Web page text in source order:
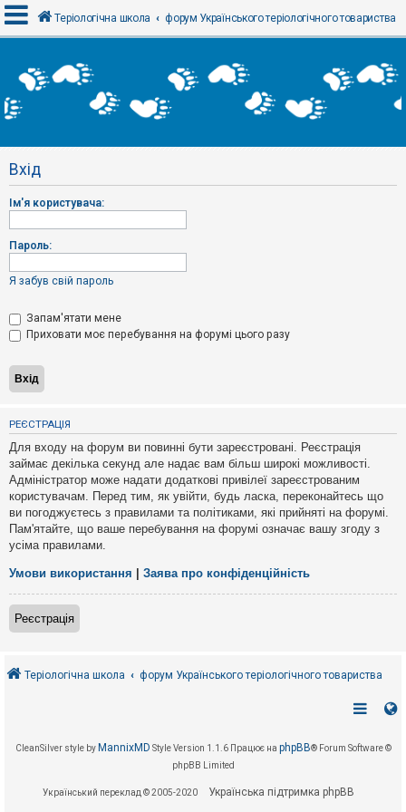
х
і
Р
є
т
р
а
і
Т
м
и
б
з
в
і
д
п
о
в
і
д
е
й
А
к
т
и
і
Теріологічна школа форум Українського теріологічного товариства
Вхід
Ім'я користувача:
Пароль:
Я забув свій пароль
Запам'ятати мене
Приховати моє перебування на форумі цього разу
РЕЄСТРАЦІЯ
Для входу на форум ви повинні бути зареєстровані. Реєстрація
займає декілька секунд але надає вам більш широкі можливості.
Адміністратор може надати додаткові привілеї зареєстрованим
користувачам. Перед тим, як увійти, будь ласка, переконайтесь що
ви погоджуєтесь з правилами та політиками, які прийняті на форумі.
Пам'ятайте, що ваше перебування на форумі означає вашу згоду з
усіма правилами.
Умови використання Заява про конфіденційність
Реєстрація
Теріологічна школа форум Українського теріологічного товариства
CleanSilver style by MannixMD Style Version 1.1.6 Працює на phpBB® Forum Software ©
phpBB Limited
Український переклад © 2005-2020 Українська підтримка phpBB